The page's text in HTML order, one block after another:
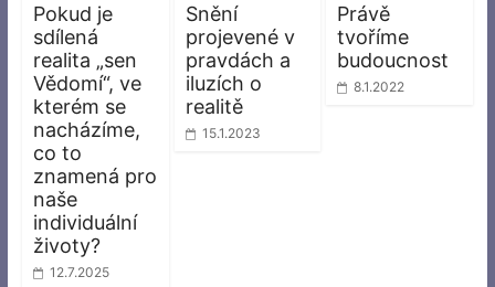
Pokud je
sdílená
realita „sen
Vědomí“, ve
kterém se
nacházíme,
co to
znamená pro
naše
individuální
životy?
12.7.2025
Snění
projevené v
pravdách a
iluzích o
realitě
15.1.2023
Právě
tvoříme
budoucnost
8.1.2022